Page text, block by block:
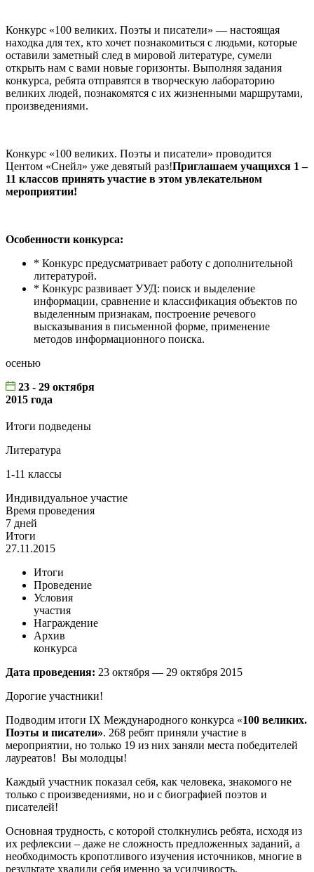
Конкурс «100 великих. Поэты и писатели» — настоящая
находка для тех, кто хочет познакомиться с людьми, которые
оставили заметный след в мировой литературе, сумели
открыть нам с вами новые горизонты. Выполняя задания
конкурса, ребята отправятся в творческую лабораторию
великих людей, познакомятся с их жизненными маршрутами,
произведениями.
Конкурс «100 великих. Поэты и писатели» проводится
Центом «Снейл» уже девятый раз!Приглашаем учащихся 1 –
11 классов принять участие в этом увлекательном
мероприятии!
Особенности конкурса:
* Конкурс предусматривает работу с дополнительной
литературой.
* Конкурс развивает УУД: поиск и выделение
информации, сравнение и классификация объектов по
выделенным признакам, построение речевого
высказывания в письменной форме, применение
методов информационного поиска.
осенью
23 - 29 октября
2015 года
Итоги подведены
Литература
1-11 классы
Индивидуальное участие
Время проведения
7 дней
Итоги
27.11.2015
Итоги
Проведение
Условия
участия
Награждение
Архив
конкурса
Дата проведения: 23 октября — 29 октября 2015
Дорогие участники!
Подводим итоги IX Международного конкурса «100 великих.
Поэты и писатели». 268 ребят приняли участие в
мероприятии, но только 19 из них заняли места победителей
лауреатов! Вы молодцы!
Каждый участник показал себя, как человека, знакомого не
только с произведениями, но и с биографией поэтов и
писателей!
Основная трудность, с которой столкнулись ребята, исходя из
их рефлексии – даже не сложность предложенных заданий, а
необходимость кропотливого изучения источников, многие в
результате хвалили себя именно за усидчивость.